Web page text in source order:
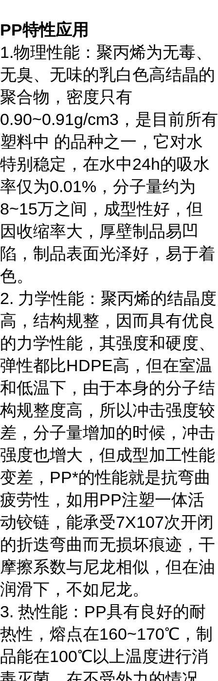
PP特性应用
1.物理性能：聚丙烯为无毒、
无臭、无味的乳白色高结晶的
聚合物，密度只有
0.90~0.91g/cm3，是目前所有
塑料中 的品种之一，它对水
特别稳定，在水中24h的吸水
率仅为0.01%，分子量约为
8~15万之间，成型性好，但
因收缩率大，厚壁制品易凹
陷，制品表面光泽好，易于着
色。
2. 力学性能：聚丙烯的结晶度
高，结构规整，因而具有优良
的力学性能，其强度和硬度、
弹性都比HDPE高，但在室温
和低温下，由于本身的分子结
构规整度高，所以冲击强度较
差，分子量增加的时候，冲击
强度也增大，但成型加工性能
变差，PP*的性能就是抗弯曲
疲劳性，如用PP注塑一体活
动铰链，能承受7X107次开闭
的折迭弯曲而无损坏痕迹，干
摩擦系数与尼龙相似，但在油
润滑下，不如尼龙。
3. 热性能：PP具有良好的耐
热性，熔点在160~170℃，制
品能在100℃以上温度进行消